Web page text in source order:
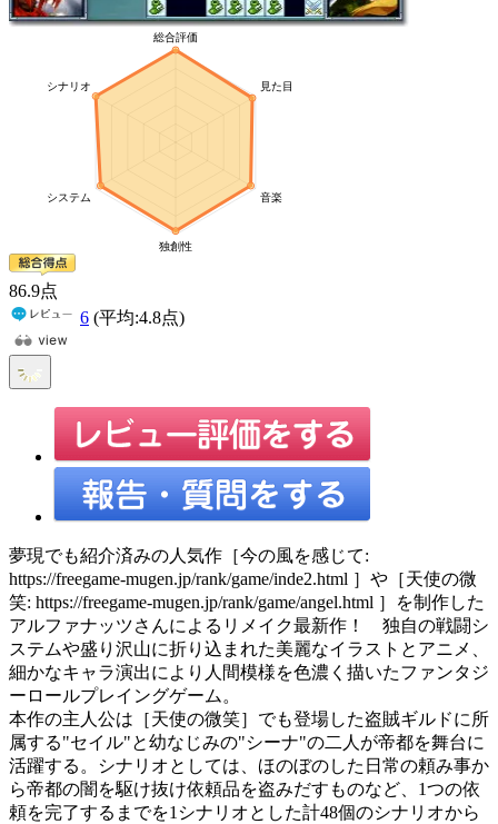
86.9点
6 (平均:4.8点)
夢現でも紹介済みの人気作［今の風を感じて:
https://freegame-mugen.jp/rank/game/inde2.html ］や［天使の微
笑: https://freegame-mugen.jp/rank/game/angel.html ］を制作した
アルファナッツさんによるリメイク最新作！ 独自の戦闘シ
ステムや盛り沢山に折り込まれた美麗なイラストとアニメ、
細かなキャラ演出により人間模様を色濃く描いたファンタジ
ーロールプレイングゲーム。
本作の主人公は［天使の微笑］でも登場した盗賊ギルドに所
属する"セイル"と幼なじみの"シーナ"の二人が帝都を舞台に
活躍する。シナリオとしては、ほのぼのした日常の頼み事か
ら帝都の闇を駆け抜け依頼品を盗みだすものなど、1つの依
頼を完了するまでを1シナリオとした計48個のシナリオから